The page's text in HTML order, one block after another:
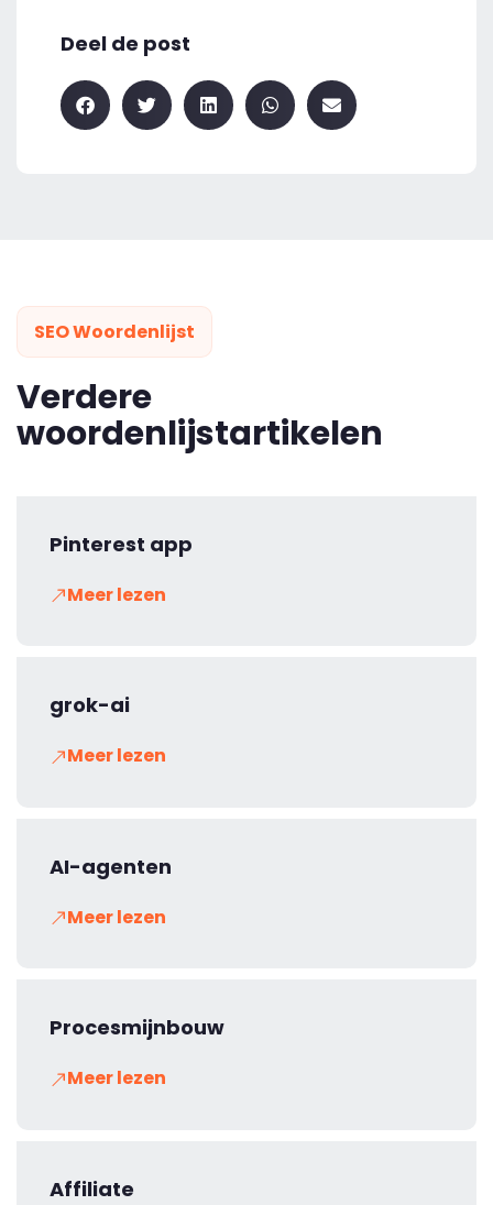
Deel de post
SEO Woordenlijst
Verdere
woordenlijstartikelen
Pinterest app
Meer lezen
grok-ai
Meer lezen
AI-agenten
Meer lezen
Procesmijnbouw
Meer lezen
Affiliate